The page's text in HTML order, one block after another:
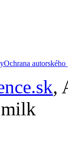
Ochrana autorského
,